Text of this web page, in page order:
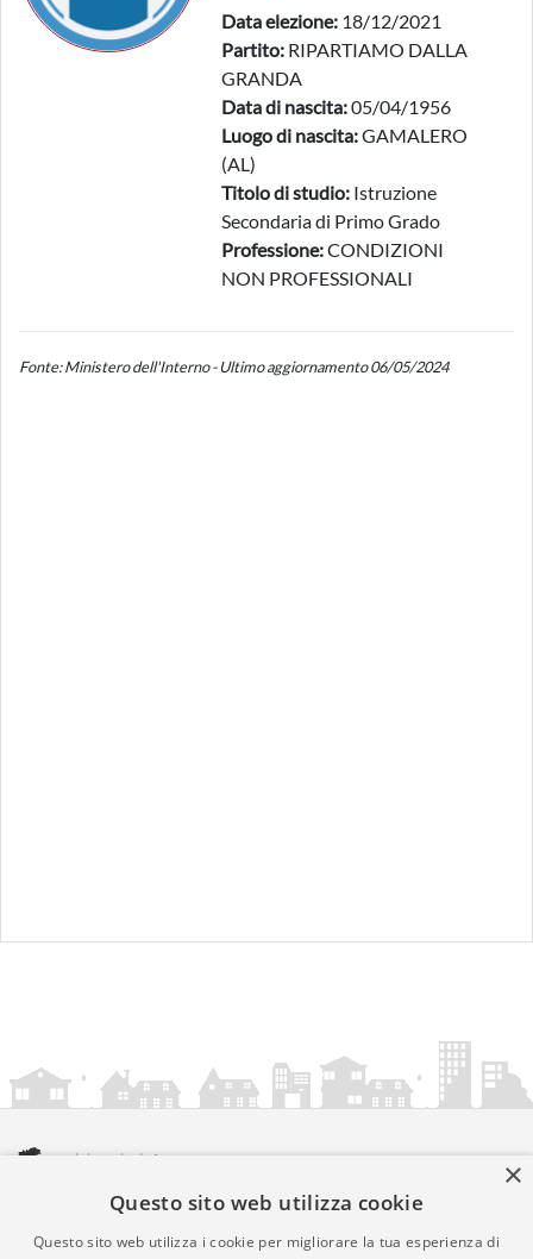
Data elezione: 18/12/2021
Partito: RIPARTIAMO DALLA
GRANDA
Data di nascita:05/04/1956
Luogo di nascita:GAMALERO
(AL)
Titolo di studio: Istruzione
Secondaria di Primo Grado
Professione:CONDIZIONI
NON PROFESSIONALI
Fonte: Ministero dell'Interno - Ultimo aggiornamento 06/05/2024
amministrazionicomunali.it è una iniziativa diartemedia.it
© Copyright MMXXIV - P.IVA 05400000724
×
Questo sito web utilizza cookie
Questo sito web utilizza i cookie per migliorare la tua esperienza di